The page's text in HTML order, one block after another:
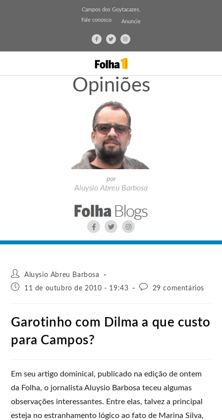
Campos dos Goytacazes,
Fale conosco
Anuncie
Opiniões
por
Aluysio Abreu Barbosa
Aluysio Abreu Barbosa
11 de outubro de 2010 - 19:43
29 comentários
Garotinho com Dilma a que custo
para Campos?
Em seu artigo dominical, publicado na edição de ontem
da Folha, o jornalista Aluysio Barbosa teceu algumas
observações interessantes. Entre elas, talvez a principal
esteja no estranhamento lógico ao fato de Marina Silva,